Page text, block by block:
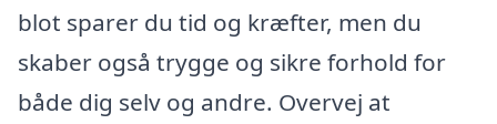
blot sparer du tid og kræfter, men du
skaber også trygge og sikre forhold for
både dig selv og andre. Overvej at